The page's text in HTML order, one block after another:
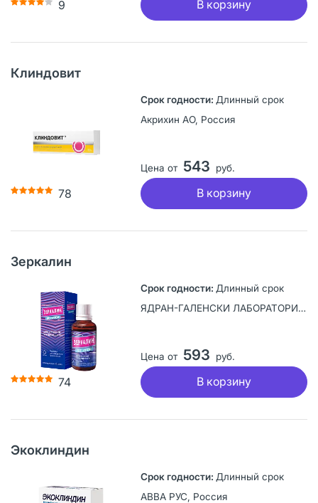
9 В корзину
Клиндовит
78
Длинный срок
Акрихин АО, Россия
Цена от 543 руб.
В корзину
Зеркалин
74
Длинный срок
ЯДРАН-ГАЛЕНСКИ ЛАБОРАТОРИЙ а.о., Хорватия
Цена от 593 руб.
В корзину
Экоклиндин
Длинный срок
АВВА РУС, Россия